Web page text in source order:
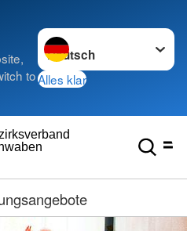
to
Sprache wechseln zu
Alles klar